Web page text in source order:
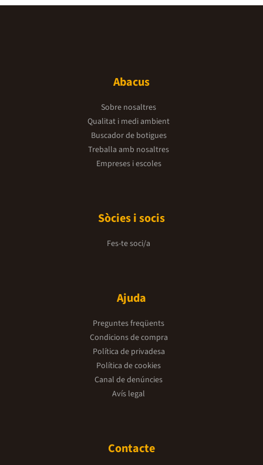
Abacus
Sobre nosaltres
Qualitat i medi ambient
Buscador de botigues
Treballa amb nosaltres
Empreses i escoles
Sòcies i socis
Fes-te soci/a
Ajuda
Preguntes freqüents
Condicions de compra
Política de privadesa
Política de cookies
Canal de denúncies
Avís legal
Contacte